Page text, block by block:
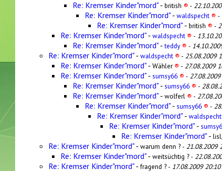
Re: Kremser Kinder"mord"- british ® -
Re: Kremser Kinder"mord"- waldspecht ® -
Re: Kremser Kinder"mord"- british ® -
Re: Kremser Kinder"mord"- waldspecht ® -
Re: Kremser Kinder"mord"-teddy ® -
Re: Kremser Kinder"mord"- waldspecht ® - 25.08.2009
Re: Kremser Kinder"mord"- Wähler® - 27.08.2009
Re: Kremser Kinder"mord"- sumsy66 ® -
Re: Kremser Kinder"mord"- sumsy66 ® -
Re: Kremser Kinder"mord"- wolferl ® -
Re: Kremser Kinder"mord"- sumsy66 ® -
Re: Kremser Kinder"mord"- waldspecht
Re: Kremser Kinder"mord"-
Re: Kremser Kinder"mord"-
Re: Kremser Kinder"mord"- warum denn ? - 21.08.2009
Re: Kremser Kinder"mord"- weitsüchtig ? -
Re: Kremser Kinder"mord"-fragend ? - 17.08.2009 20:10